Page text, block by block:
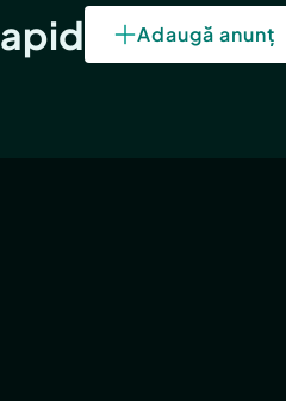
Adaugă anunț